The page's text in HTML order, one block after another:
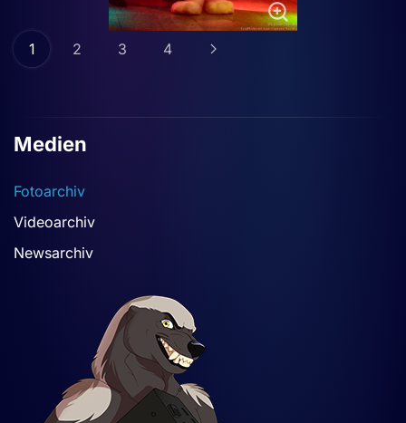
1 2 3 4
Medien
Fotoarchiv
Videoarchiv
Newsarchiv